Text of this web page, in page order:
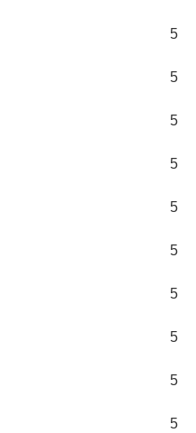
5
5
5
5
5
5
5
5
5
5